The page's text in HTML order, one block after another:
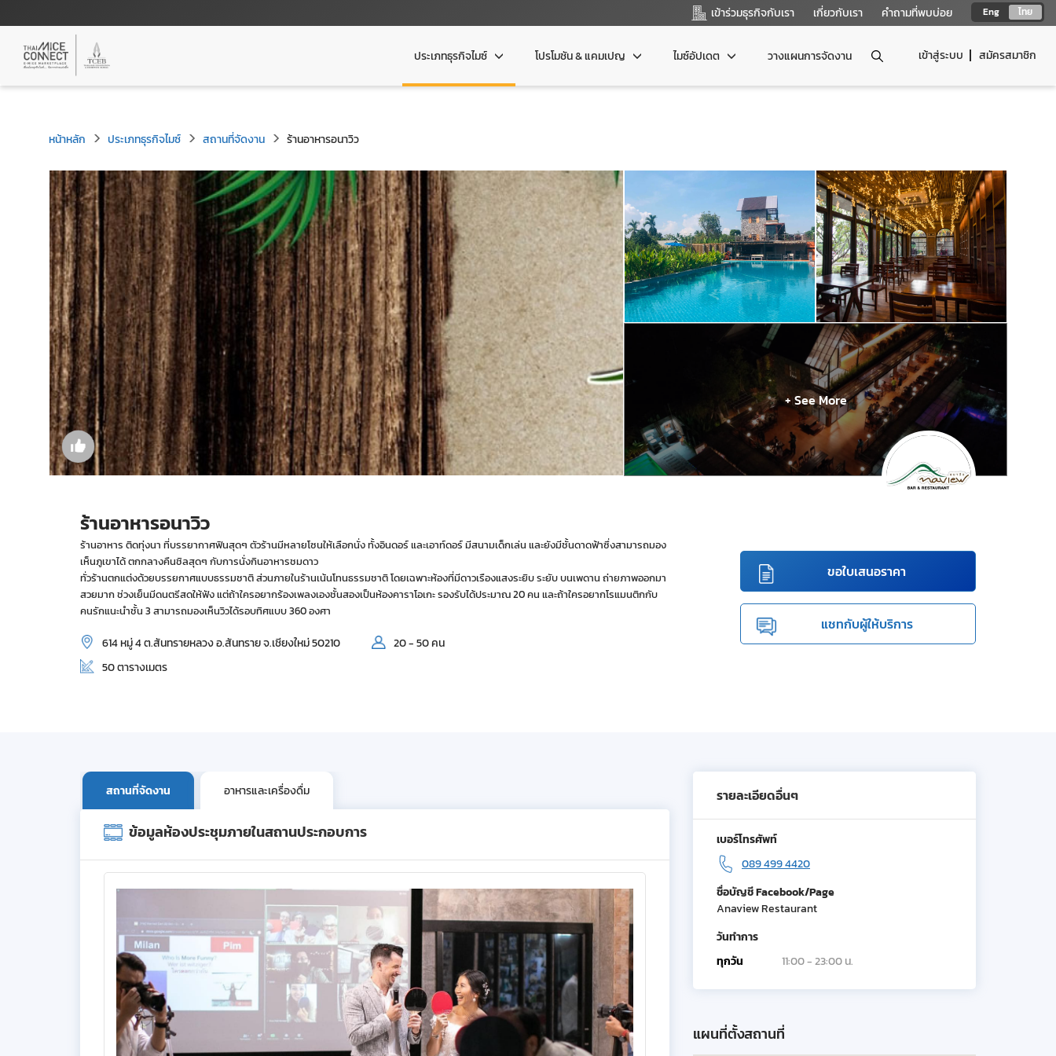
Eng ไทย
เข้าร่วมธุรกิจกับเรา เกี่ยวกับเรา คำถามที่พบบ่อย
เข้าสู่ระบบ สมัครสมาชิก
ประเภทธุรกิจไมซ์ โปรโมชัน & แคมเปญ ไมซ์อัปเดต วางแผนการจัดงาน
หน้าหลัก ประเภทธุรกิจไมซ์ สถานที่จัดงาน ร้านอาหารอนาวิว
+ See More
ร้านอาหารอนาวิว
ร้านอาหาร ติดทุ่งนา ที่บรรยากาศฟินสุดๆ ตัวร้านมีหลายโซนให้เลือกนั่ง ทั้งอินดอร์ และเอาท์ดอร์ มีสนามเด็กเล่น และยังมีชั้นดาดฟ้าซึ่งสามารถมอง
เห็นภูเขาได้ ตกกลางคืนชิลสุดๆ กับการนั่งกินอาหารชมดาว
ทั่วร้านตกแต่งด้วยบรรยกาศแบบธรรมชาติ ส่วนภายในร้านเน้นโทนธรรมชาติ โดยเฉพาะห้องที่มีดาวเรืองแสงระยิบ ระยับ บนเพดาน ถ่ายภาพออกมา
สวยมาก ช่วงเย็นมีดนตรีสดให้ฟัง แต่ถ้าใครอยากร้องเพลงเองชั้นสองเป็นห้องคาราโอเกะ รองรับได้ประมาณ 20 คน และถ้าใครอยากโรแมนติกกับ
คนรักแนะนำชั้น 3 สามารถมองเห็นวิวได้รอบทิศแบบ 360 องศา
614 หมู่ 4 ต.สันทรายหลวง อ.สันทราย จ.เชียงใหม่ 50210
20 - 50 คน
50 ตารางเมตร
ขอใบเสนอราคา
แชทกับผู้ให้บริการ
สถานที่จัดงาน อาหารและเครื่องดื่ม
ข้อมูลห้องประชุมภายในสถานประกอบการ
รายละเอียดอื่นๆ
เบอร์โทรศัพท์
089 499 4420
ชื่อบัญชี Facebook/Page
Anaview Restaurant
วันทำการ
ทุกวัน
11:00 - 23:00 น.
แผนที่ตั้งสถานที่